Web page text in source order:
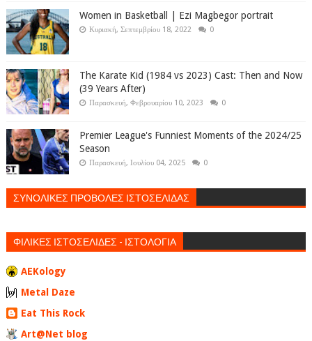
Women in Basketball | Ezi Magbegor portrait
Κυριακή, Σεπτεμβρίου 18, 2022 0
The Karate Kid (1984 vs 2023) Cast: Then and Now
(39 Years After)
Παρασκευή, Φεβρουαρίου 10, 2023 0
Premier League's Funniest Moments of the 2024/25
Season
Παρασκευή, Ιουλίου 04, 2025 0
ΣΥΝΟΛΙΚΕΣ ΠΡΟΒΟΛΕΣ ΙΣΤΟΣΕΛΙΔΑΣ
ΦΙΛΙΚΕΣ ΙΣΤΟΣΕΛΙΔΕΣ - ΙΣΤΟΛΟΓΙΑ
AEKology
Metal Daze
Eat This Rock
Art@Net blog